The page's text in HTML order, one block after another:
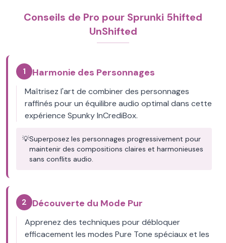
Conseils de Pro pour Sprunki 5hifted
UnShifted
1 Harmonie des Personnages
Maîtrisez l'art de combiner des personnages
raffinés pour un équilibre audio optimal dans cette
expérience Spunky InCrediBox.
💡Superposez les personnages progressivement pour
maintenir des compositions claires et harmonieuses
sans conflits audio.
2 Découverte du Mode Pur
Apprenez des techniques pour débloquer
efficacement les modes Pure Tone spéciaux et les